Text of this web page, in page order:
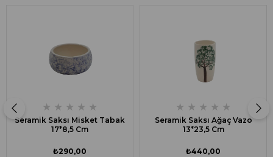
★ ★ ★ ★ ★
Seramik Saksı Misket Tabak
17*8,5 Cm
₺290,00
★ ★ ★ ★ ★
Seramik Saksı Ağaç Vazo
13*23,5 Cm
₺440,00